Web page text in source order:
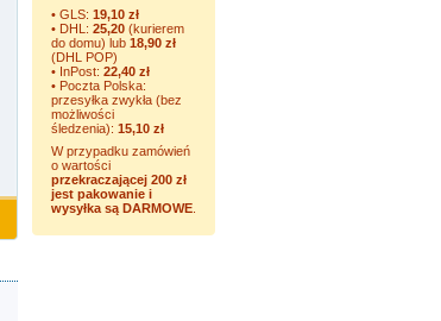
• GLS: 19,10 zł
• DHL: 25,20(kurierem
do domu) lub 18,90 zł
(DHL POP)
• InPost: 22,40 zł
• Poczta Polska:
przesyłka zwykła (bez
możliwości
śledzenia): 15,10 zł
W przypadku zamówień
o wartości
przekraczającej 200 zł
jest pakowanie i
wysyłka są DARMOWE.